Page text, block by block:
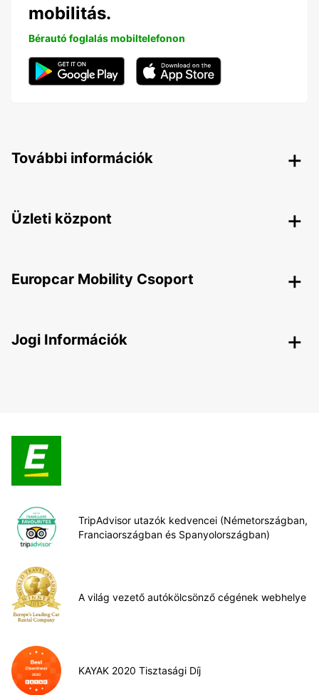
mobilitás.
Bérautó foglalás mobiltelefonon
További információk
Üzleti központ
Europcar Mobility Csoport
Jogi Információk
TripAdvisor utazók kedvencei (Németországban,
Franciaországban és Spanyolországban)
A világ vezető autókölcsönző cégének webhelye
KAYAK 2020 Tisztasági Díj